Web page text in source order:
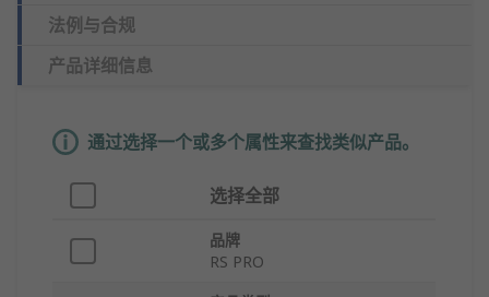
法例与合规
产品详细信息
通过选择一个或多个属性来查找类似产品。
选择全部
品牌
RS PRO